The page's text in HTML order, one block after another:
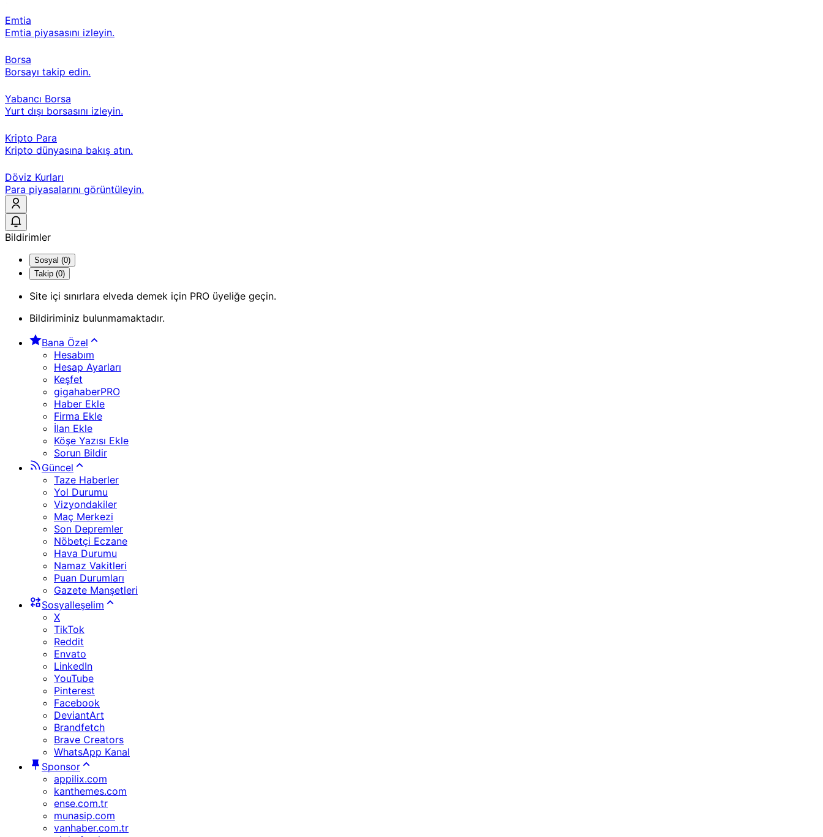
Emtia
Emtia piyasasını izleyin.
Borsa
Borsayı takip edin.
Yabancı Borsa
Yurt dışı borsasını izleyin.
Kripto Para
Kripto dünyasına bakış atın.
Döviz Kurları
Para piyasalarını görüntüleyin.
Bildirimler
Sosyal (0)
Takip (0)
Site içi sınırlara elveda demek için PRO üyeliğe geçin.
Bildiriminiz bulunmamaktadır.
Bana Özel
Hesabım
Hesap Ayarları
Keşfet
gigahaberPRO
Haber Ekle
Firma Ekle
İlan Ekle
Köşe Yazısı Ekle
Sorun Bildir
Güncel
Taze Haberler
Yol Durumu
Vizyondakiler
Maç Merkezi
Son Depremler
Nöbetçi Eczane
Hava Durumu
Namaz Vakitleri
Puan Durumları
Gazete Manşetleri
Sosyalleşelim
X
TikTok
Reddit
Envato
LinkedIn
YouTube
Pinterest
Facebook
DeviantArt
Brandfetch
Brave Creators
WhatsApp Kanal
Sponsor
appilix.com
kanthemes.com
ense.com.tr
munasip.com
vanhaber.com.tr